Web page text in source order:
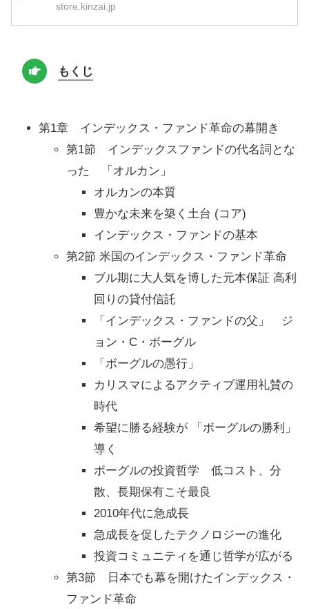
store.kinzai.jp
もくじ
第1章 インデックス・ファンド革命の幕開き
第1節 インデックスファンドの代名詞とな
った 「オルカン」
オルカンの本質
豊かな未来を築く土台 (コア)
インデックス・ファンドの基本
第2節 米国のインデックス・ファンド革命
ブル期に大人気を博した元本保証 高利
回りの貸付信託
「インデックス・ファンドの父」 ジ
ョン・C・ボーグル
「ボーグルの愚行」
カリスマによるアクティブ運用礼賛の
時代
希望に勝る経験が 「ボーグルの勝利」
導く
ボーグルの投資哲学 低コスト、分
散、長期保有こそ最良
2010年代に急成長
急成長を促したテクノロジーの進化
投資コミュニティを通じ哲学が広がる
第3節 日本でも幕を開けたインデックス・
ファンド革命